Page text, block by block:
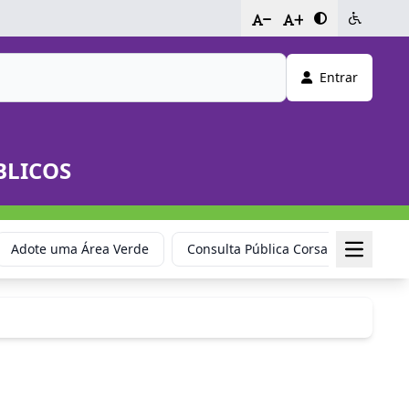
- +
Entrar
Adote uma Área Verde Consulta Pública Corsan